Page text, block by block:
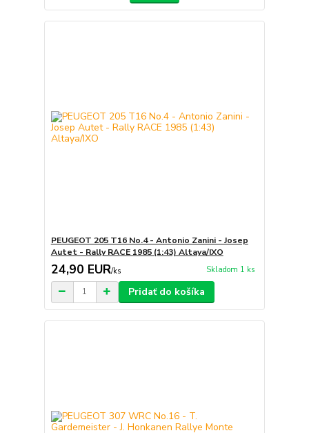
PEUGEOT 205 T16 No.4 - Antonio Zanini - Josep
Autet - Rally RACE 1985 (1:43) Altaya/IXO
24,90 EUR/ks Skladom 1 ks
Pridať do košíka